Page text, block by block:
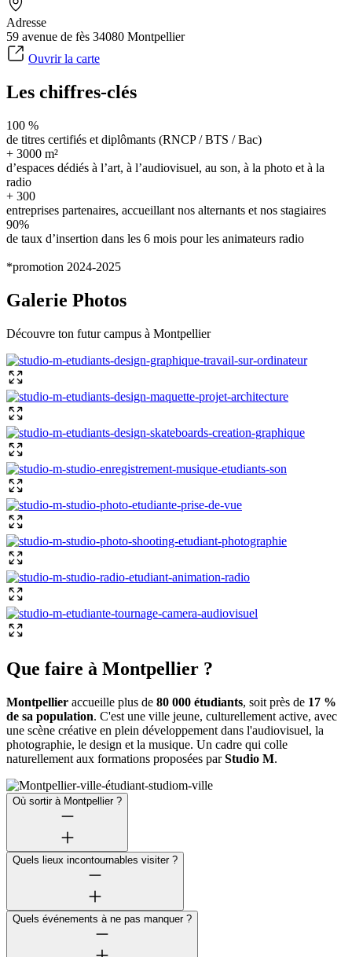
Adresse
59 avenue de fès 34080 Montpellier
Ouvrir la carte
Les chiffres-clés
100 %
de titres certifiés et diplômants (RNCP / BTS / Bac)
+ 3000 m²
d’espaces dédiés à l’art, à l’audiovisuel, au son, à la photo et à la
radio
+ 300
entreprises partenaires, accueillant nos alternants et nos stagiaires
90%
de taux d’insertion dans les 6 mois pour les animateurs radio
*promotion 2024-2025
Galerie Photos
Découvre ton futur campus à Montpellier
Que faire à Montpellier ?
Montpellier accueille plus de 80 000 étudiants, soit près de 17 %
de sa population. C'est une ville jeune, culturellement active, avec
une scène créative en plein développement dans l'audiovisuel, la
photographie, le design et la musique. Un cadre qui colle
naturellement aux formations proposées parStudio M.
Où sortir à Montpellier ?
Quels lieux incontournables visiter ?
Quels événements à ne pas manquer ?